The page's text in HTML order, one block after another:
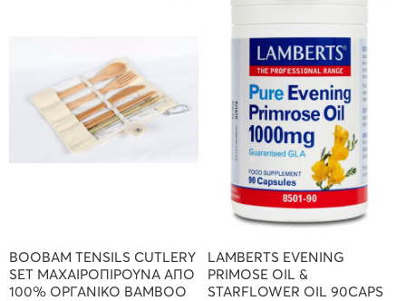
BOOBAM TENSILS CUTLERY
SET ΜΑΧΑΙΡΟΠΙΡΟΥΝΑ ΑΠΟ
100% ΟΡΓΑΝΙΚΟ BAMBOO
LAMBERTS EVENING
PRIMOSE OIL &
STARFLOWER OIL 90CAPS